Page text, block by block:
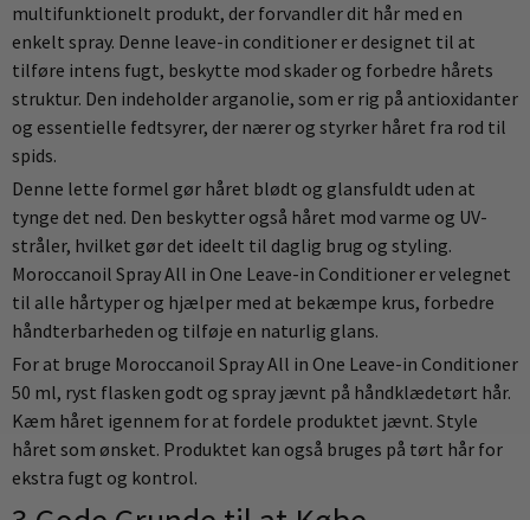
multifunktionelt produkt, der forvandler dit hår med en
enkelt spray. Denne leave-in conditioner er designet til at
tilføre intens fugt, beskytte mod skader og forbedre hårets
struktur. Den indeholder arganolie, som er rig på antioxidanter
og essentielle fedtsyrer, der nærer og styrker håret fra rod til
spids.
Denne lette formel gør håret blødt og glansfuldt uden at
tynge det ned. Den beskytter også håret mod varme og UV-
stråler, hvilket gør det ideelt til daglig brug og styling.
Moroccanoil Spray All in One Leave-in Conditioner er velegnet
til alle hårtyper og hjælper med at bekæmpe krus, forbedre
håndterbarheden og tilføje en naturlig glans.
For at bruge Moroccanoil Spray All in One Leave-in Conditioner
50 ml, ryst flasken godt og spray jævnt på håndklædetørt hår.
Kæm håret igennem for at fordele produktet jævnt. Style
håret som ønsket. Produktet kan også bruges på tørt hår for
ekstra fugt og kontrol.